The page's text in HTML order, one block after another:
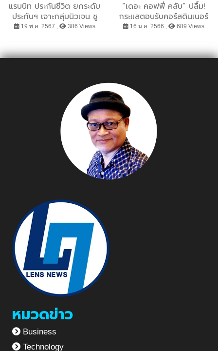
แรบบิท ประกันชีวิต ยกระดับ
ประกันฯ เจาะกลุ่มนิวเจน ชู
คอนเซ็ปต์ ‘Rabbital
ผลิตภัณฑ์-โปรโมชันแบบโดน
19 พ.ค. 2567 , 386 Views
“เดอะ คอฟฟี่ คลับ” ปลื้ม!
กระแสตอบรับคอร์สดินเนอร์
พรีเมียม ริมแม่น้ำเจ้าพระยา
ทุกโมเมนต์พิเศษสำหรับ
16 ม.ค. 2566 , 689 Views
หมวดข่าว
Business
Technology